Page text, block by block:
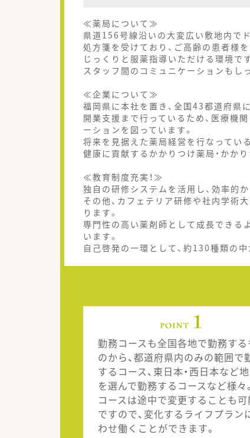
≪薬局について≫
県道156号線沿いの大変広い敷地内で
処方箋を受けており、ご高齢の患者様
じっくりと服薬指導いただける環境です
スタッフ間のコミュニケーションもし
≪企業について≫
福岡県に本社を置き、全国43都道府県
開業支援まで行っているため、医療機
ーションを図っています。
将来を見据えた薬局経営を行なってい
健康に貢献するかかりつけ薬局・かか
≪教育制度充実！≫
独自の研修システムを活用し、効率的
その他、カフェテリア研修や社内学術
ります。
専門性の高い薬剤師として成長できる
います。
自己啓発の一環として、約130種類の
勤務コースも全国各地で勤務する
のから、都道府県内のみの範囲で
するコース、東日本・西日本など
を選んで勤務するコースなど様々。
コースは途中で変更することも可
ですので、変化するライフプラン
わせ働くことができます。